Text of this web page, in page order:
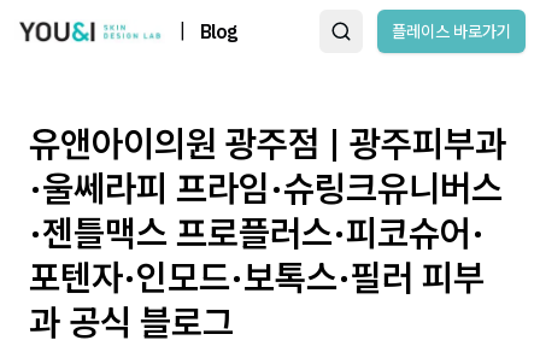
Blog 플레이스 바로가기
유앤아이의원 광주점 | 광주피부과
·울쎄라피 프라임·슈링크유니버스
·젠틀맥스 프로플러스·피코슈어·
포텐자·인모드·보톡스·필러 피부
과 공식 블로그